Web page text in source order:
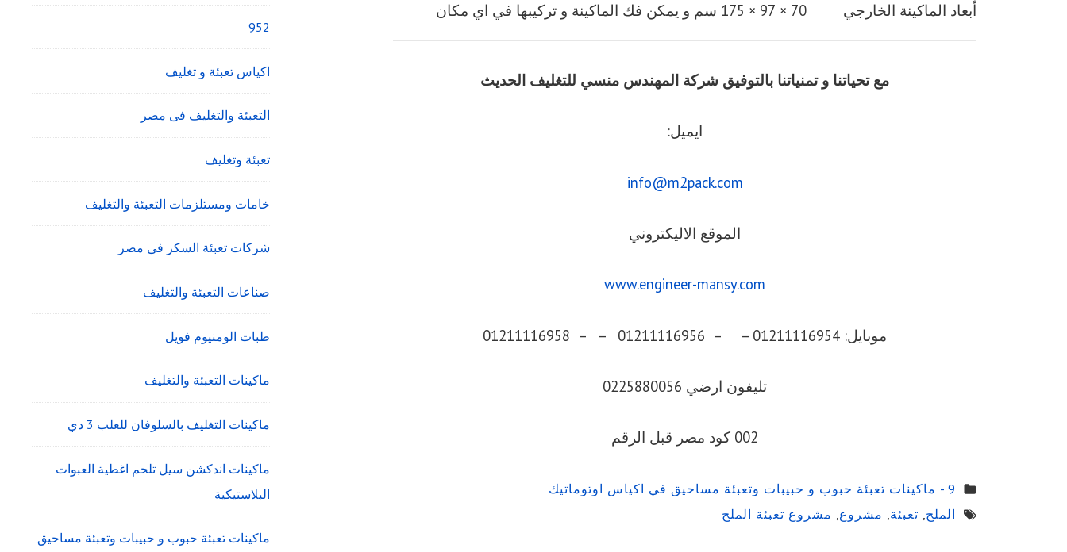
أبعاد الماكينة الخارجي
70 × 97 × 175 سم و يمكن فك الماكينة و تركيبها في اي مكان
مع تحياتنا و تمنياتنا بالتوفيق شركة المهندس منسي للتغليف الحديث
ايميل:
info@m2pack.com
الموقع الاليكتروني
www.engineer-mansy.com
موبايل: 01211116954 – – 01211116956 – – 01211116958
تليفون ارضي 0225880056
002 كود مصر قبل الرقم
9 - ماكينات تعبئة حبوب و حبيبات وتعبئة مساحيق في اكياس اوتوماتيك
الملح تعبئة مشروع مشروع تعبئة الملح
952
اكياس تعبئة و تغليف
التعبئة والتغليف فى مصر
تعبئة وتغليف
خامات ومستلزمات التعبئة والتغليف
شركات تعبئة السكر فى مصر
صناعات التعبئة والتغليف
طبات الومنيوم فويل
ماكينات التعبئة والتغليف
ماكينات التغليف بالسلوفان للعلب 3 دي
ماكينات اندكشن سيل تلحم اغطية العبوات
البلاستيكية
ماكينات تعبئة حبوب و حبيبات وتعبئة مساحيق